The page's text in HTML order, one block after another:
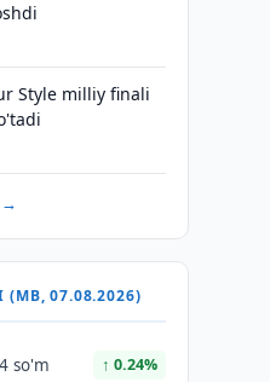
Style milliy finali
→
(MB, 07.08.2026)
so'm ↑ 0.24%